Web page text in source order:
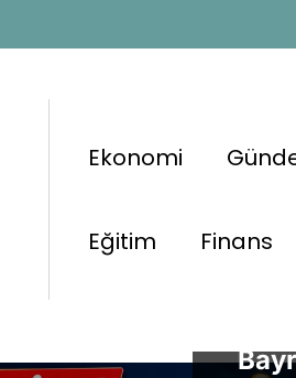
Ekonomi
Eğitim Finans
ödemesi